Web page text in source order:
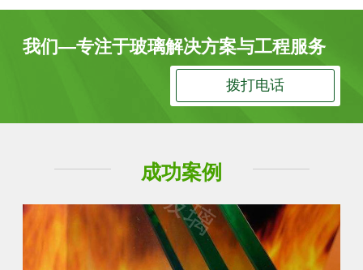
我们—专注于玻璃解决方案与工程服务
拨打电话
成功案例